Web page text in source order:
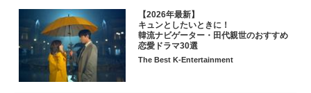
【2026年最新】
キュンとしたいときに！
韓流ナビゲーター・田代親世のおすすめ
恋愛ドラマ30選
The Best K-Entertainment